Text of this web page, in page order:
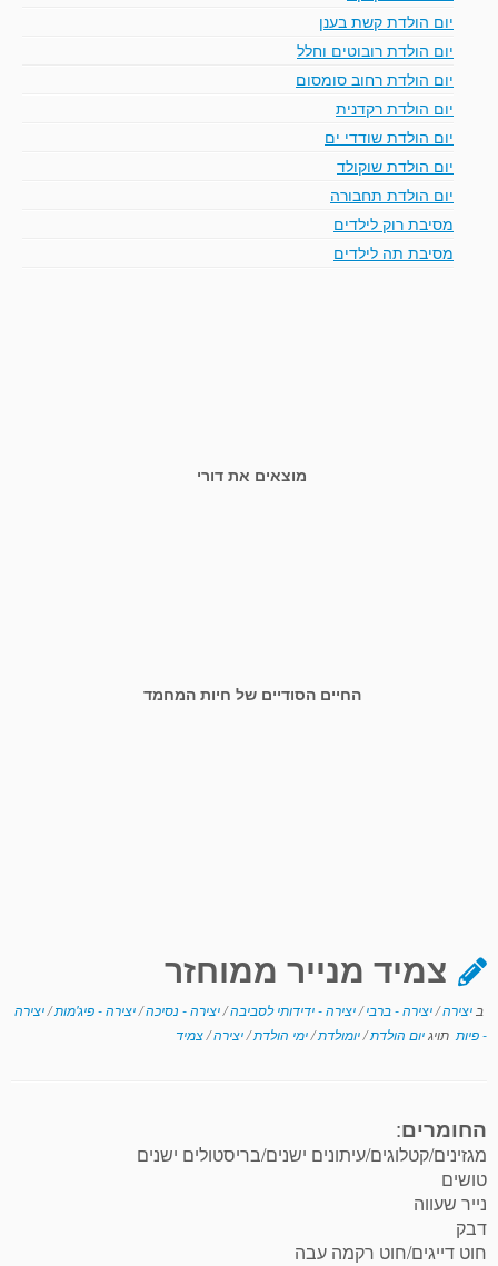
יום הולדת קשת בענן
יום הולדת רובוטים וחלל
יום הולדת רחוב סומסום
יום הולדת רקדנית
יום הולדת שודדי ים
יום הולדת שוקולד
יום הולדת תחבורה
מסיבת רוק לילדים
מסיבת תה לילדים
מוצאים את דורי
החיים הסודיים של חיות המחמד
צמיד מנייר ממוחזר
ב יצירה/יצירה - ברבי/יצירה - ידידותי לסביבה/יצירה - נסיכה/יצירה - פיג'מות/יצירה
- פיות תויגיום הולדת/יומולדת/ימי הולדת/יצירה/צמיד
החומרים:
מגזינים/קטלוגים/עיתונים ישנים/בריסטולים ישנים
טושים
נייר שעווה
דבק
חוט דייגים/חוט רקמה עבה